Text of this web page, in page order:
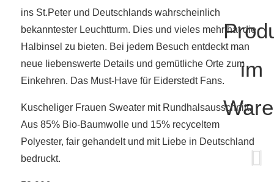
im
ins St.Peter und Deutschlands wahrscheinlich
bekanntester Leuchtturm. Dies und vieles mehr hat die
Halbinsel zu bieten. Bei jedem Besuch entdeckt man
neue liebenswerte Details und gemütliche Orte zum
Einkehren. Das Must-Have für Eiderstedt Fans.
Kuscheliger Frauen Sweater mit Rundhalsausschnitt.
Aus 85% Bio-Baumwolle und 15% recyceltem
Polyester, fair gehandelt und mit Liebe in Deutschland
bedruckt.